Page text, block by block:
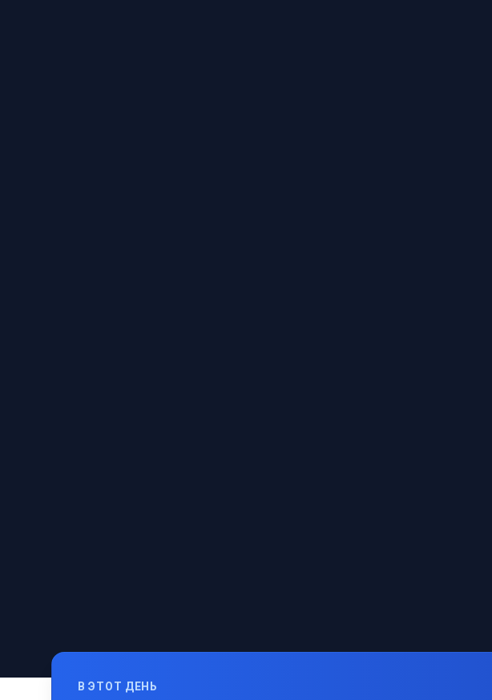
В ЭТОТ ДЕНЬ